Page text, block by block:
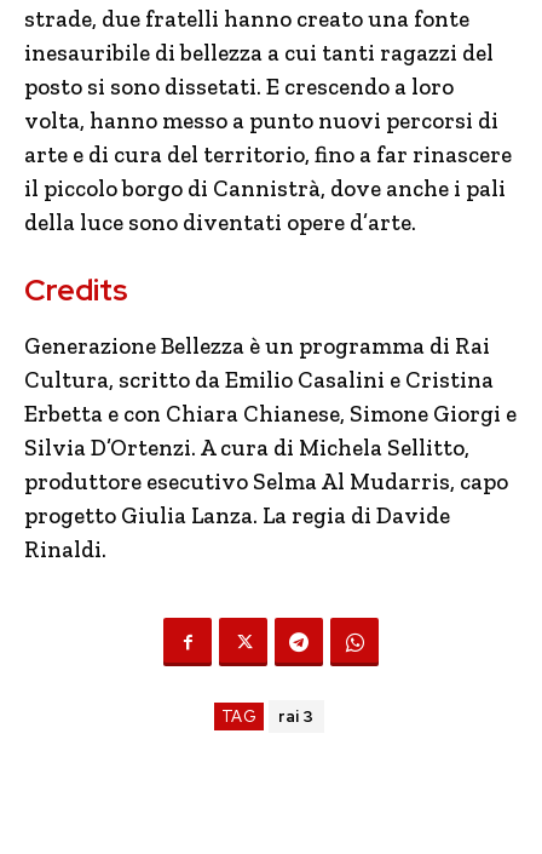
strade, due fratelli hanno creato una fonte
inesauribile di bellezza a cui tanti ragazzi del
posto si sono dissetati. E crescendo a loro
volta, hanno messo a punto nuovi percorsi di
arte e di cura del territorio, fino a far rinascere
il piccolo borgo di Cannistrà, dove anche i pali
della luce sono diventati opere d’arte.
Credits
Generazione Bellezza è un programma di Rai
Cultura, scritto da Emilio Casalini e Cristina
Erbetta e con Chiara Chianese, Simone Giorgi e
Silvia D’Ortenzi. A cura di Michela Sellitto,
produttore esecutivo Selma Al Mudarris, capo
progetto Giulia Lanza. La regia di Davide
Rinaldi.
TAG rai 3